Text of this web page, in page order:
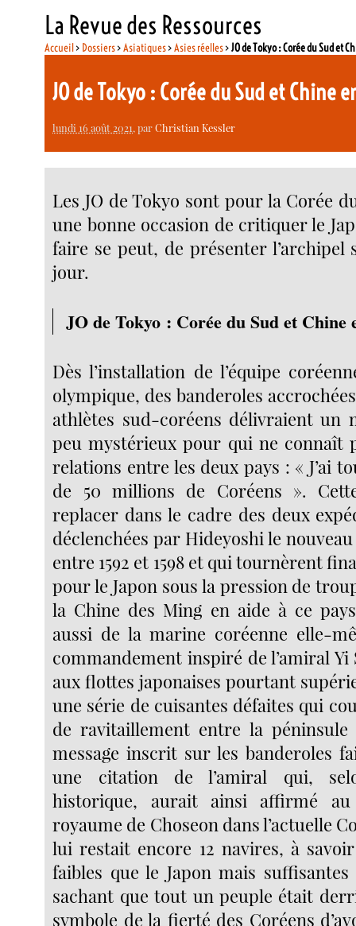
La Revue des Ressources
Accueil> Dossiers>Asiatiques>Asies réelles>JO de Tokyo : Corée du Sud et
JO de Tokyo : Corée du Sud et Chine
lundi 16 août 2021, parChristian Kessler
Les JO de Tokyo sont pour la Corée
une bonne occasion de critiquer le
faire se peut, de présenter l’archipel
jour.
JO de Tokyo : Corée du Sud et Chine
Dès l’installation de l’équipe
olympique, des banderoles
athlètes sud-coréens délivraient un
peu mystérieux pour qui ne connaît
relations entre les deux pays : « J’ai
de 50 millions de Coréens ».
replacer dans le cadre des deux
déclenchées par Hideyoshi le
entre 1592 et 1598 et qui tournèrent
pour le Japon sous la pression de
la Chine des Ming en aide à ce
aussi de la marine coréenne elle-
commandement inspiré de l’amiral
aux flottes japonaises pourtant
une série de cuisantes défaites qui
de ravitaillement entre la péninsule
message inscrit sur les banderoles
une citation de l’amiral qui,
historique, aurait ainsi affirmé
royaume de Choseon dans l’actuelle
lui restait encore 12 navires, à
faibles que le Japon mais
sachant que tout un peuple était
symbole de la fierté des Coréens